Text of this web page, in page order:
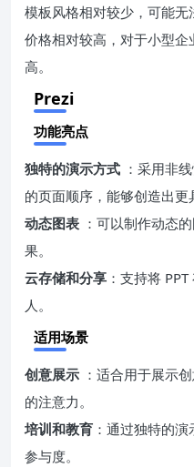
模板风格相对较少，可能无
价格相对较高，对于小型
高。
Prezi
功能亮点
独特的演示方式 ：采用非
的页面顺序，能够创造出更
动态图表 ：可以制作动态
果。
云存储和分享 ：支持将
人。
适用场景
创意展示 ：适合用于展示
的注意力。
培训和教育 ：通过独特的
参与度。